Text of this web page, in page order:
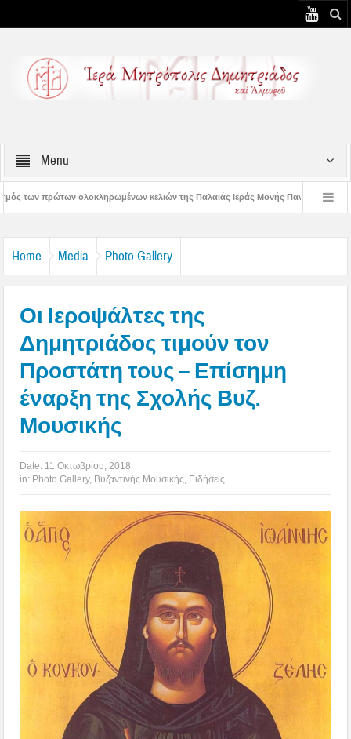
Menu
κελιών της Παλαιάς Ιεράς Μονής Παναγίας Κάτω Ξενιάς
Home Media Photo Gallery
Οι Ιεροψάλτες της
Δημητριάδος τιμούν τον
Προστάτη τους – Επίσημη
έναρξη της Σχολής Βυζ.
Μουσικής
Date: 11 Οκτωβρίου, 2018
in: Photo Gallery, Βυζαντινής Μουσικής Ειδήσεις